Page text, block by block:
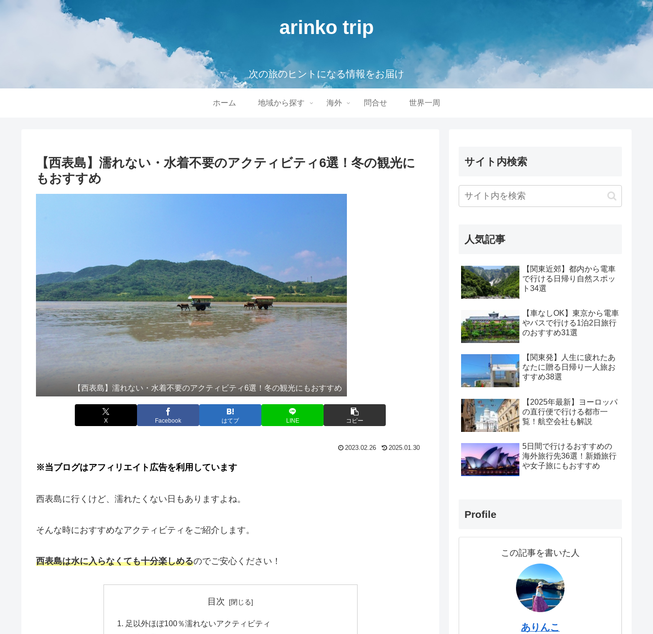
arinko trip
次の旅のヒントになる情報をお届け
ホーム 地域から探す 海外 問合せ 世界一周
【西表島】濡れない・水着不要のアクティビティ6選！冬の観光に
もおすすめ
【西表島】濡れない・水着不要のアクティビティ6選！冬の観光にもおすすめ
X Facebook はてブ LINE コピー
2023.02.26 2025.01.30
※当ブログはアフィリエイト広告を利用しています
西表島に行くけど、濡れたくない日もありますよね。
そんな時におすすめなアクティビティをご紹介します。
西表島は水に入らなくても十分楽しめるのでご安心ください！
目次
足以外ほぼ100％濡れないアクティビティ
サイト内検索
人気記事
【関東近郊】都内から電車
で行ける日帰り自然スポッ
ト34選
【車なしOK】東京から電車
やバスで行ける1泊2日旅行
のおすすめ31選
【関東発】人生に疲れたあ
なたに贈る日帰り一人旅お
すすめ38選
【2025年最新】ヨーロッパ
の直行便で行ける都市一
覧！航空会社も解説
5日間で行けるおすすめの
海外旅行先36選！新婚旅行
や女子旅にもおすすめ
Profile
この記事を書いた人
ありんこ